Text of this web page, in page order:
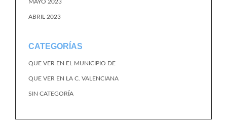
MAYO 2023
ABRIL 2023
CATEGORÍAS
QUE VER EN EL MUNICIPIO DE
QUE VER EN LA C. VALENCIANA
SIN CATEGORÍA